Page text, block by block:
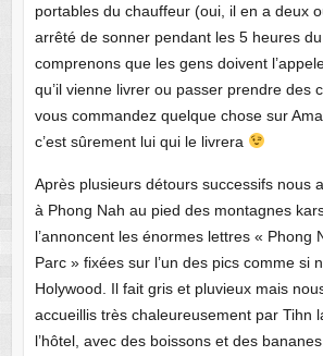
portables du chauffeur (oui, il en a deux
arrêté de sonner pendant les 5 heures
comprenons que les gens doivent
qu’il vienne livrer ou passer prendre des
vous commandez quelque chose sur
c’est sûrement lui qui le livrera
Après plusieurs détours successifs nous
à Phong Nah au pied des montagnes
l’annoncent les énormes lettres « Phong
Parc » fixées sur l’un des pics comme si
Holywood. Il fait gris et pluvieux mais
accueillis très chaleureusement par Tihn
l’hôtel, avec des boissons et des